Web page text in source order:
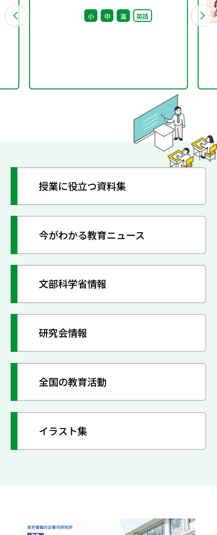
回） 配付資料
小 中 高 英語
授業に役立つ資料集
今がわかる教育ニュース
文部科学省情報
研究会情報
全国の教育活動
イラスト集